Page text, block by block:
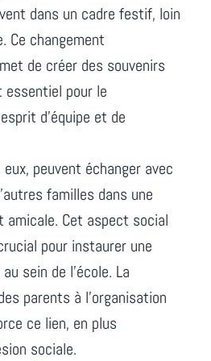
dans un cadre festif, loin
Ce changement
de créer des souvenirs
essentiel pour le
d'équipe et de
peuvent échanger avec
familles dans une
amicale. Cet aspect social
pour instaurer une
sein de l'école. La
parents à l'organisation
ce lien, en plus
sociale.